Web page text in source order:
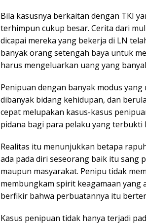
Bila kasusnya berkaitan dengan TKI
terhimpun cukup besar. Cerita dari
dicapai mereka yang bekerja di LN
banyak orang setengah baya untuk
harus mengeluarkan uang yang
Penipuan dengan banyak modus
dibanyak bidang kehidupan, dan
cepat melupakan kasus-kasus
pidana bagi para pelaku yang terbukti
Realitas itu menunjukkan betapa
ada pada diri seseorang baik itu sang
maupun masyarakat. Penipu tidak
membungkam spirit keagamaan yang
berfikir bahwa perbuatannya itu
Kasus penipuan tidak hanya terjadi